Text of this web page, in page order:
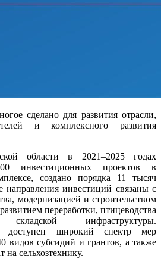
сделано для развития отрасли,
и комплексного развития
области в 2021–2025 годах
инвестиционных проектов в
создано порядка 11 тысяч
направления инвестиций связаны с
модернизацией и строительством
переработки, птицеводства
инфраструктуры.
доступен широкий спектр мер
видов субсидий и грантов, а также
на сельхозтехнику.